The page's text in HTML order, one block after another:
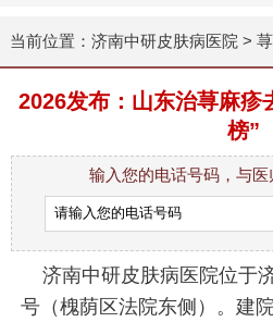
当前位置： 济南中研皮肤病医院 >
2026发布：山东治荨麻疹
榜”
输入您的电话号码，与
济南中研皮肤病医院位于
号（槐荫区法院东侧）。建